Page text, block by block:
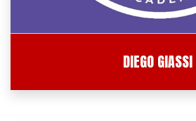
DIEGO GIASSI